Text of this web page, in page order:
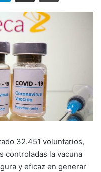
32.451 voluntarios,
controladas la vacuna
y eficaz en generar